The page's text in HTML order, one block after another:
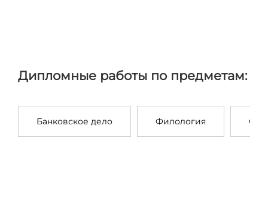
Дипломные работы по предметам:
Банковское дело Филология